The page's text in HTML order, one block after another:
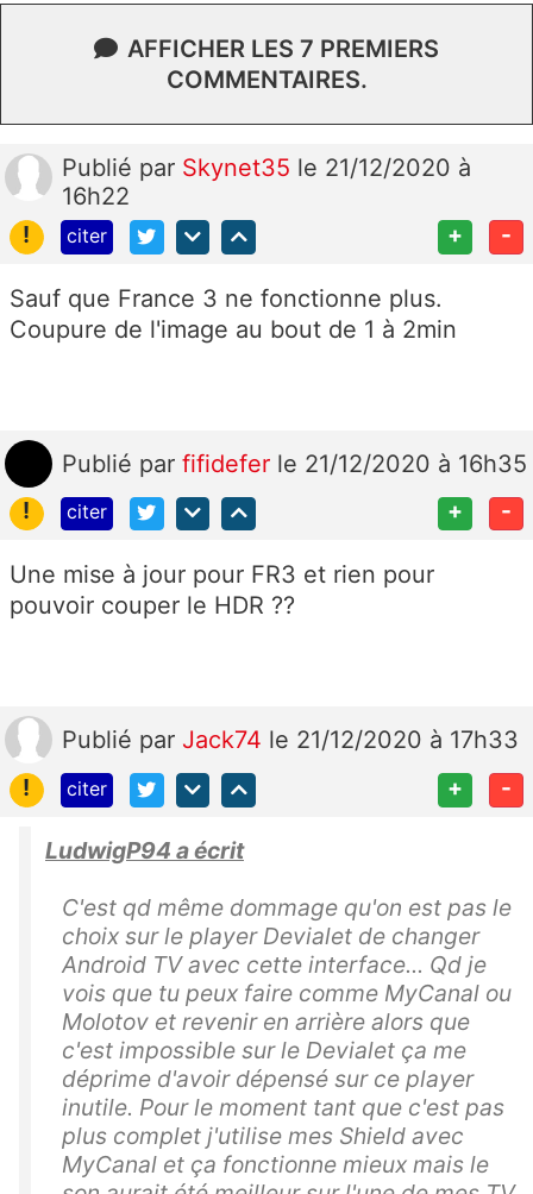
AFFICHER LES 7 PREMIERS
COMMENTAIRES.
Publié par Skynet35 le 21/12/2020 à
16h22
!
citer + -
Sauf que France 3 ne fonctionne plus.
Coupure de l'image au bout de 1 à 2min
Publié par fifidefer le 21/12/2020 à 16h35
!
citer + -
Une mise à jour pour FR3 et rien pour
pouvoir couper le HDR ??
Publié par Jack74 le 21/12/2020 à 17h33
!
citer + -
LudwigP94 a écrit
C'est qd même dommage qu'on est pas le
choix sur le player Devialet de changer
Android TV avec cette interface... Qd je
vois que tu peux faire comme MyCanal ou
Molotov et revenir en arrière alors que
c'est impossible sur le Devialet ça me
déprime d'avoir dépensé sur ce player
inutile. Pour le moment tant que c'est pas
plus complet j'utilise mes Shield avec
MyCanal et ça fonctionne mieux mais le